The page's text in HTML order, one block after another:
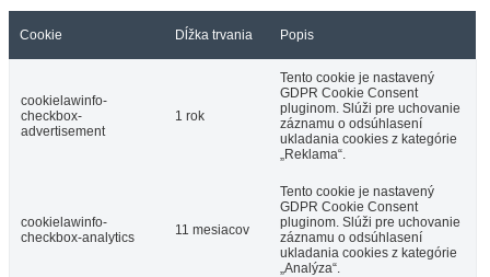
Cookie Dĺžka trvania Popis
cookielawinfo-
checkbox-
advertisement
1 rok
Tento cookie je nastavený
GDPR Cookie Consent
pluginom. Slúži pre uchovanie
záznamu o odsúhlasení
ukladania cookies z kategórie
„Reklama“.
cookielawinfo-
checkbox-analytics
11 mesiacov
Tento cookie je nastavený
GDPR Cookie Consent
pluginom. Slúži pre uchovanie
záznamu o odsúhlasení
ukladania cookies z kategórie
„Analýza“.